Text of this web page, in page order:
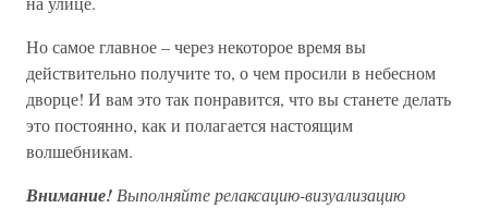
Но самое главное – через некоторое время вы
действительно получите то, о чем просили в небесном
дворце! И вам это так понравится, что вы станете делать
это постоянно, как и полагается настоящим
волшебникам.
Внимание! Выполняйте релаксацию-визуализацию